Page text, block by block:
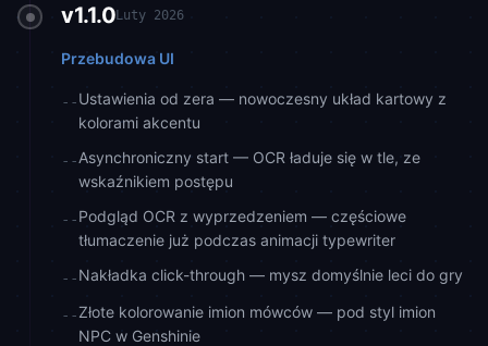
v1.1.0Luty 2026
Przebudowa UI
--Ustawienia od zera — nowoczesny układ kartowy z
kolorami akcentu
--Asynchroniczny start — OCR ładuje się w tle, ze
wskaźnikiem postępu
--Podgląd OCR z wyprzedzeniem — częściowe
tłumaczenie już podczas animacji typewriter
--Nakładka click-through — mysz domyślnie leci do gry
--Złote kolorowanie imion mówców — pod styl imion
NPC w Genshinie